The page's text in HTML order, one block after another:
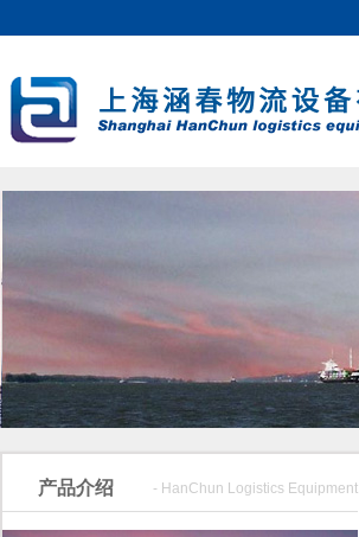
产品介绍 - HanChun Logistics Equipment